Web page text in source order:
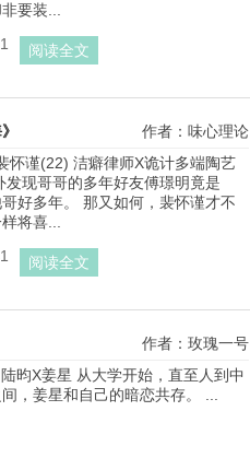
要装...
阅读全文
作者：味心理论
怀谨(22) 洁癖律师X诡计多端陶艺
发现哥哥的多年好友傅璟明竟是
好多年。 那又如何，裴怀谨才不
将喜...
阅读全文
作者：玫瑰一号
昀X姜星 从大学开始，直至人到中
，姜星和自己的暗恋共存。 ...